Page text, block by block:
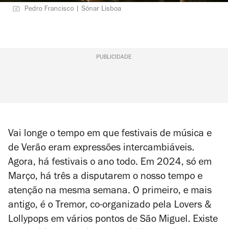
Pedro Francisco | Sónar Lisboa
PUBLICIDADE
Vai longe o tempo em que festivais de música e
de Verão eram expressões intercambiáveis.
Agora, há festivais o ano todo. Em 2024, só em
Março, há três a disputarem o nosso tempo e
atenção na mesma semana. O primeiro, e mais
antigo, é o Tremor, co-organizado pela Lovers &
Lollypops em vários pontos de São Miguel. Existe